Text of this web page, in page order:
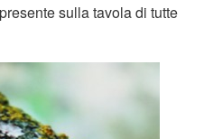
sulla tavola di tutte